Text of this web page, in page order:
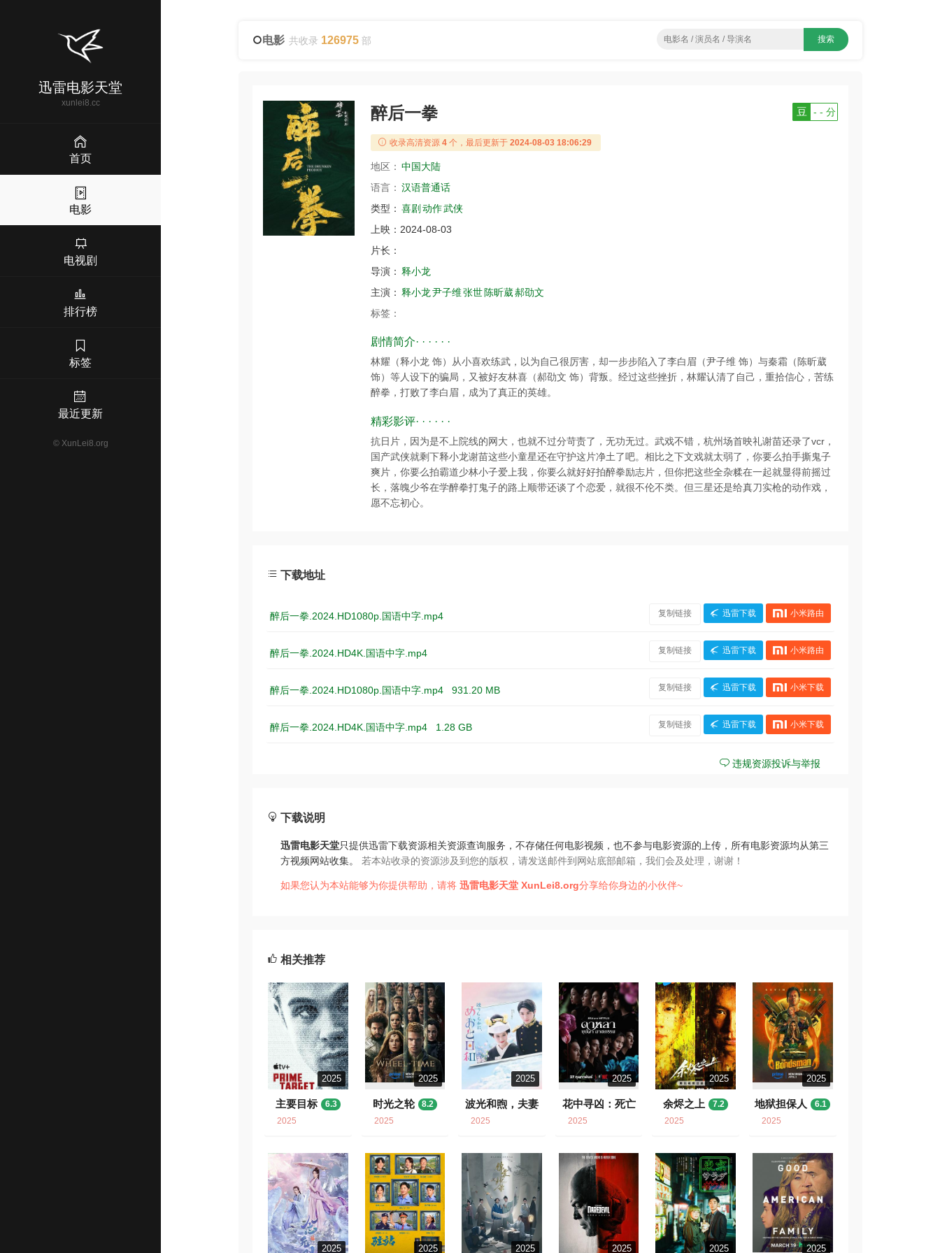
迅雷电影天堂
xunlei8.cc
首页
电影
电视剧
排行榜
标签
最近更新
© XunLei8.org
电影 共收录 126975 部
醉后一拳 豆 - - 分
收录高清资源 4 个，最后更新于 2024-08-03 18:06:29
地区： 中国大陆
语言： 汉语普通话
类型： 喜剧 动作武侠
上映： 2024-08-03
片长：
导演： 释小龙
主演： 释小龙尹子维张世 陈昕葳郝劭文
标签：
剧情简介· · · · · ·
林耀（释小龙 饰）从小喜欢练武，以为自己很厉害，却一步步陷入了李白眉（尹子维 饰）与秦霜（陈昕葳
饰）等人设下的骗局，又被好友林喜（郝劭文 饰）背叛。经过这些挫折，林耀认清了自己，重拾信心，苦练
醉拳，打败了李白眉，成为了真正的英雄。
精彩影评· · · · · ·
抗日片，因为是不上院线的网大，也就不过分苛责了，无功无过。武戏不错，杭州场首映礼谢苗还录了vcr，
国产武侠就剩下释小龙谢苗这些小童星还在守护这片净土了吧。相比之下文戏就太弱了，你要么拍手撕鬼子
爽片，你要么拍霸道少林小子爱上我，你要么就好好拍醉拳励志片，但你把这些全杂糅在一起就显得前摇过
长，落魄少爷在学醉拳打鬼子的路上顺带还谈了个恋爱，就很不伦不类。但三星还是给真刀实枪的动作戏，
愿不忘初心。
下载地址
醉后一拳.2024.HD1080p.国语中字.mp4 复制链接 迅雷下载 小米路由
醉后一拳.2024.HD4K.国语中字.mp4 复制链接 迅雷下载 小米路由
醉后一拳.2024.HD1080p.国语中字.mp4931.20 MB 复制链接 迅雷下载 小米下载
醉后一拳.2024.HD4K.国语中字.mp4 1.28 GB 复制链接 迅雷下载 小米下载
违规资源投诉与举报
下载说明
迅雷电影天堂只提供迅雷下载资源相关资源查询服务，不存储任何电影视频，也不参与电影资源的上传，所有电影资源均从第三
方视频网站收集。 若本站收录的资源涉及到您的版权，请发送邮件到网站底部邮箱，我们会及处理，谢谢！
如果您认为本站能够为你提供帮助，请将迅雷电影天堂 XunLei8.org分享给你身边的小伙伴~
相关推荐
2025
主要目标
6.3
2025
2025
时光之轮
8.2
2025
2025
波光和煦，夫妻
良辰
2025
2025
花中寻凶：死亡
与鲜花
2025
2025
余烬之上
7.2
2025
2025
地狱担保人
6.1
2025
2025 2025 2025 2025 2025 2025